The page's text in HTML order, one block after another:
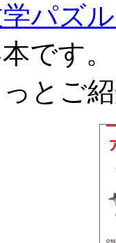
パズ
です
とご